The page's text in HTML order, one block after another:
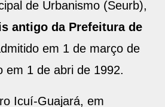
de Urbanismo (Seurb),
antigo da Prefeitura de
em 1 de março de
em 1 de abri de 1992.
Icuí-Guajará, em